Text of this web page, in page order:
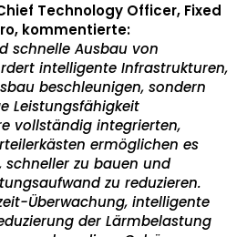
Technology Officer, Fixed
kommentierte:
schnelle Ausbau von
intelligente Infrastrukturen,
beschleunigen, sondern
Leistungsfähigkeit
vollständig integrierten,
ermöglichen es
schneller zu bauen und
zu reduzieren.
Überwachung, intelligente
der Lärmbelastung